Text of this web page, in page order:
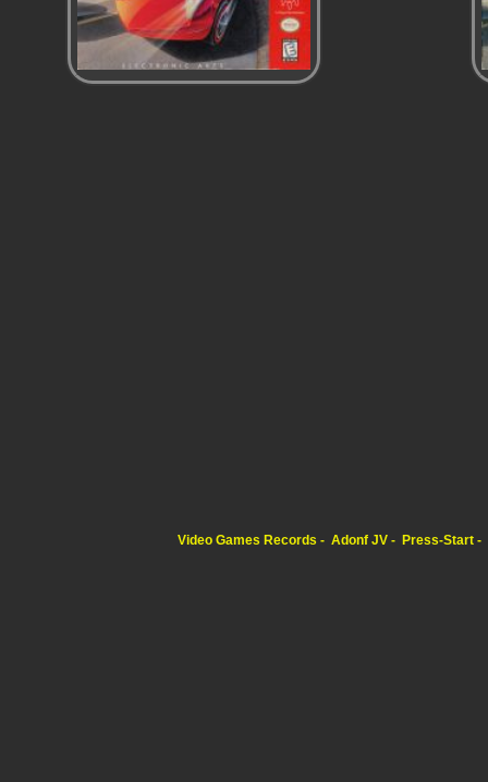
Video Games Records Adonf JV Press-Start